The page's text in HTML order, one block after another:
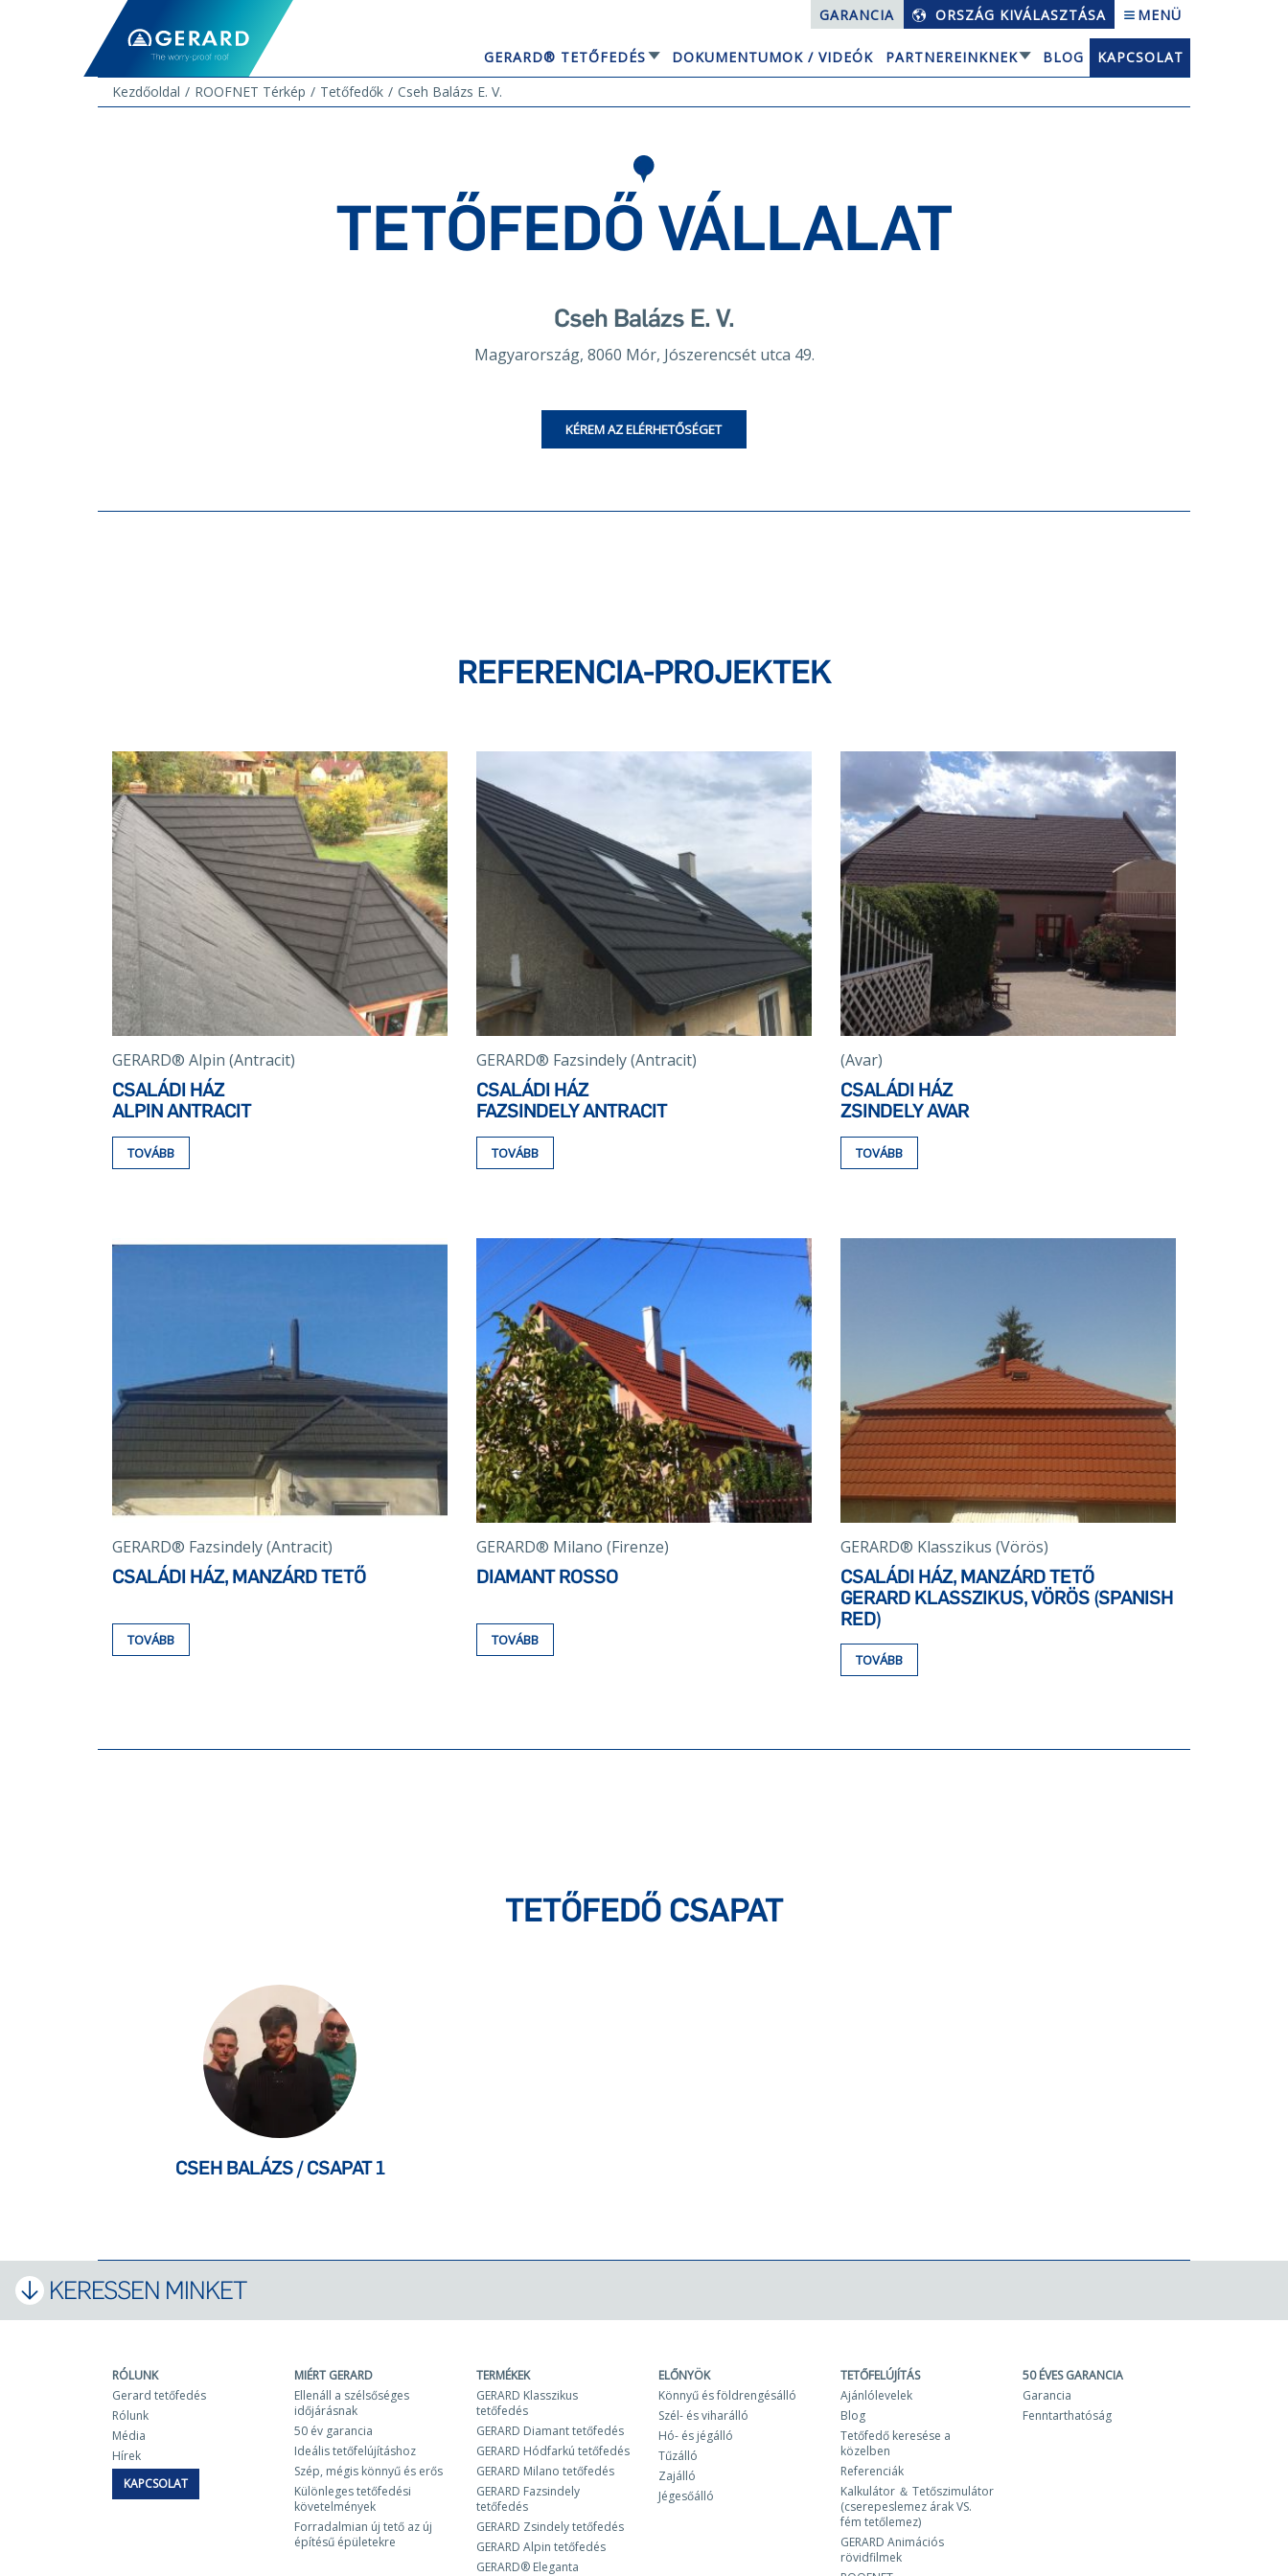
GARANCIA ORSZÁG KIVÁLASZTÁSA MENÜ
GERARD® TETŐFEDÉS DOKUMENTUMOK / VIDEÓK PARTNEREINKNEK BLOG
KAPCSOLAT
Kezdőoldal
ROOFNET Térkép Tetőfedők Cseh Balázs E. V.
TETŐFEDŐ VÁLLALAT
Cseh Balázs E. V.
Magyarország, 8060 Mór, Jószerencsét utca 49.
KÉREM AZ ELÉRHETŐSÉGET
REFERENCIA-PROJEKTEK
GERARD® Alpin (Antracit)
CSALÁDI HÁZ
ALPIN ANTRACIT
TOVÁBB
GERARD® Fazsindely (Antracit)
CSALÁDI HÁZ
FAZSINDELY ANTRACIT
TOVÁBB
(Avar)
CSALÁDI HÁZ
ZSINDELY AVAR
TOVÁBB
GERARD® Fazsindely (Antracit)
CSALÁDI HÁZ, MANZÁRD TETŐ
TOVÁBB
GERARD® Milano (Firenze)
DIAMANT ROSSO
TOVÁBB
GERARD® Klasszikus (Vörös)
CSALÁDI HÁZ, MANZÁRD TETŐ
GERARD KLASSZIKUS, VÖRÖS (SPANISH
RED)
TOVÁBB
TETŐFEDŐ CSAPAT
CSEH BALÁZS / CSAPAT 1
KERESSEN MINKET
RÓLUNK
Gerard tetőfedés
Rólunk
Média
Hírek
KAPCSOLAT
MIÉRT GERARD
Ellenáll a szélsőséges
időjárásnak
50 év garancia
Ideális tetőfelújításhoz
Szép, mégis könnyű és erős
Különleges tetőfedési
követelmények
Forradalmian új tető az új
építésű épületekre
TERMÉKEK
GERARD Klasszikus
tetőfedés
GERARD Diamant tetőfedés
GERARD Hódfarkú tetőfedés
GERARD Milano tetőfedés
GERARD Fazsindely
tetőfedés
GERARD Zsindely tetőfedés
GERARD Alpin tetőfedés
GERARD® Eleganta
ELŐNYÖK
Könnyű és földrengésálló
Szél- és viharálló
Hó- és jégálló
Tűzálló
Zajálló
Jégesőálló
TETŐFELÚJÍTÁS
Ajánlólevelek
Blog
Tetőfedő keresése a
közelben
Referenciák
Kalkulátor ＆ Tetőszimulátor
(cserepeslemez árak VS.
fém tetőlemez)
GERARD Animációs
rövidfilmek
50 ÉVES GARANCIA
Garancia
Fenntarthatóság